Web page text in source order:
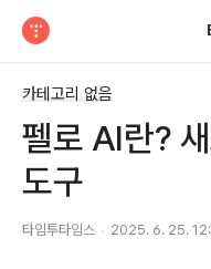
카테고리 없음
펠로 AI란?
도구
타임투타임스 2025. 6. 25.